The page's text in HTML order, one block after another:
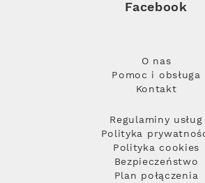
Facebook
O nas
Pomoc i obsługa
Kontakt
Regulaminy usług
Polityka
Polityka cookies
Bezpieczeństwo
Plan połączenia